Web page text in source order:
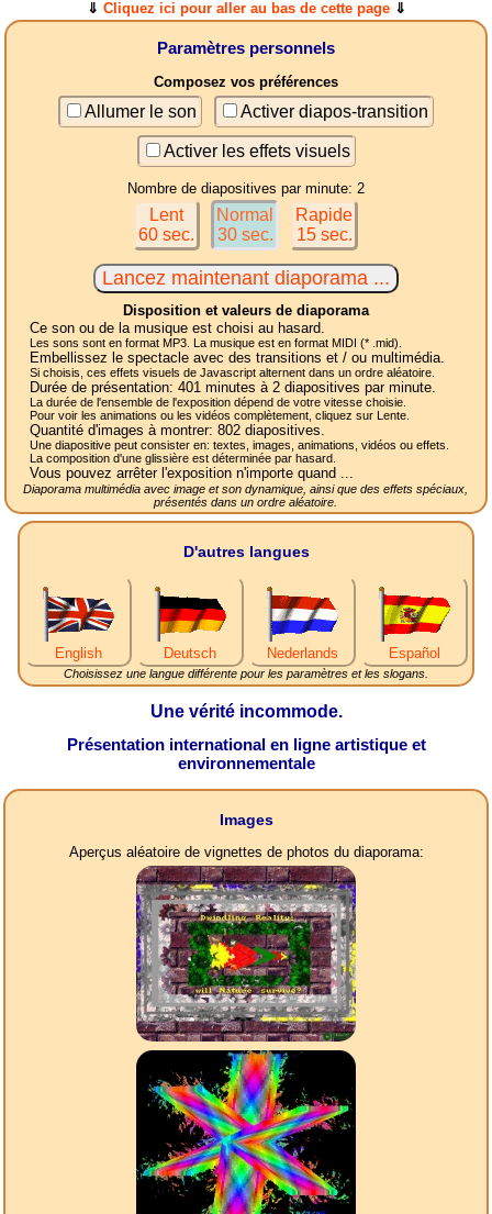
⇓ Cliquez ici pour aller au bas de cette page⇓
Paramètres personnels
Composez vos préférences
Allumer le son Activer diapos-transition
Activer les effets visuels
Nombre de diapositives par minute: 2
Lent
60 sec.
Normal
30 sec.
Rapide
15 sec.
Disposition et valeurs de diaporama
Ce son ou de la musique est choisi au hasard.
Les sons sont en format MP3. La musique est en format MIDI (* .mid).
Embellissez le spectacle avec des transitions et / ou multimédia.
Si choisis, ces effets visuels de Javascript alternent dans un ordre aléatoire.
Durée de présentation: 401 minutes à 2 diapositives par minute.
La durée de l'ensemble de l'exposition dépend de votre vitesse choisie.
Pour voir les animations ou les vidéos complètement, cliquez sur Lente.
Quantité d'images à montrer: 802diapositives.
Une diapositive peut consister en: textes, images, animations, vidéos ou effets.
La composition d'une glissière est déterminée par hasard.
Vous pouvez arrêter l'exposition n'importe quand ...
Diaporama multimédia avec image et son dynamique, ainsi que des effets spéciaux,
présentés dans un ordre aléatoire.
D'autres langues
English Deutsch Nederlands Español
Choisissez une langue différente pour les paramètres et les slogans.
Une vérité incommode.
Présentation international en ligne artistique et
environnementale
Images
Aperçus aléatoire de vignettes de photos du diaporama: